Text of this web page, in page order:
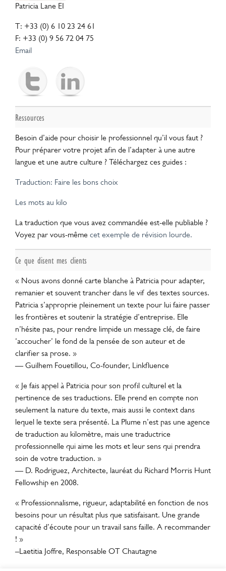
Patricia Lane EI
T: +33 (0) 6 10 23 24 61
F: +33 (0) 9 56 72 04 75
Email
Ressources
Besoin d’aide pour choisir le professionnel qu’il vous faut ?
Pour préparer votre projet afin de l’adapter à une autre
langue et une autre culture ? Téléchargez ces guides :
Traduction: Faire les bons choix
Les mots au kilo
La traduction que vous avez commandée est-elle publiable ?
Voyez par vous-même cet exemple de révision lourde.
Ce que disent mes clients
« Nous avons donné carte blanche à Patricia pour adapter,
remanier et souvent trancher dans le vif des textes sources.
Patricia s’approprie pleinement un texte pour lui faire passer
les frontières et soutenir la stratégie d’entreprise. Elle
n’hésite pas, pour rendre limpide un message clé, de faire
‘accoucher’ le fond de la pensée de son auteur et de
clarifier sa prose. »
— Guilhem Fouetillou, Co-founder, Linkfluence
« Je fais appel à Patricia pour son profil culturel et la
pertinence de ses traductions. Elle prend en compte non
seulement la nature du texte, mais aussi le context dans
lequel le texte sera présenté. La Plume n’est pas une agence
de traduction au kilomètre, mais une traductrice
professionnelle qui aime les mots et leur sens qui prendra
soin de votre traduction. »
— D. Rodriguez, Architecte, lauréat du Richard Morris Hunt
Fellowship en 2008.
« Professionnalisme, rigueur, adaptabilité en fonction de nos
besoins pour un résultat plus que satisfaisant. Une grande
capacité d’écoute pour un travail sans faille. A recommander
! »
–Laetitia Joffre, Responsable OT Chautagne